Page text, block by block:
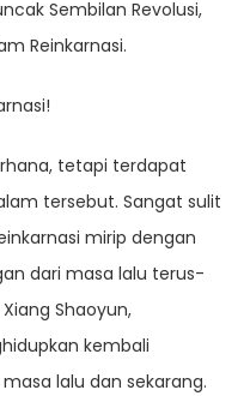
Sembilan Revolusi,
Reinkarnasi.
tetapi terdapat
tersebut. Sangat sulit
mirip dengan
dari masa lalu terus-
Shaoyun,
kembali
lalu dan sekarang.